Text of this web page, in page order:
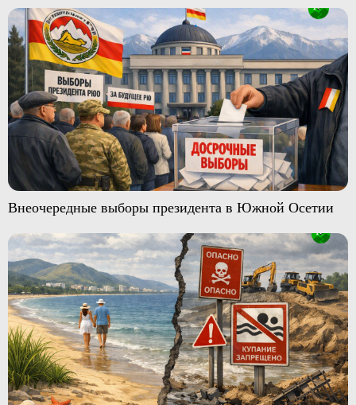
Внеочередные выборы президента в Южной Осетии